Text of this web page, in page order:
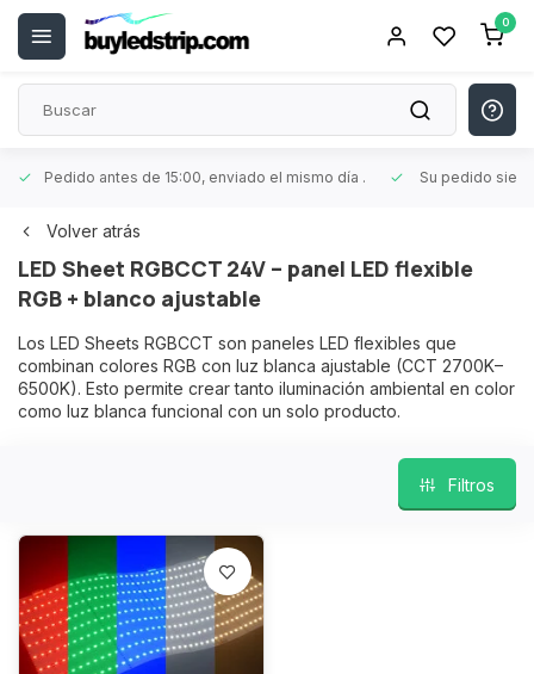
0
Pedido antes de 15:00, enviado el mismo día . Su pedido
Volver atrás
LED Sheet RGBCCT 24V – panel LED flexible
RGB + blanco ajustable
Los LED Sheets RGBCCT son paneles LED flexibles que
combinan colores RGB con luz blanca ajustable (CCT 2700K–
6500K). Esto permite crear tanto iluminación ambiental en color
como luz blanca funcional con un solo producto.
Filtros